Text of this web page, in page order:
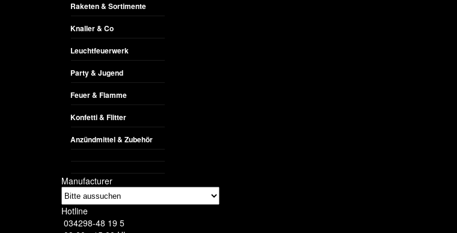
Raketen & Sortimente
Knaller & Co
Leuchtfeuerwerk
Party & Jugend
Feuer & Flamme
Konfetti & Flitter
Anzündmittel & Zubehör
Manufacturer
Hotline
034298-48 19 5